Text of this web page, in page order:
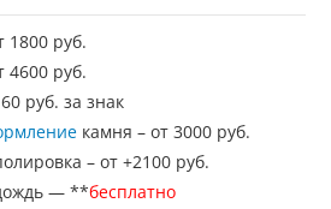
руб.
руб.
руб. за знак
камня – от 3000 руб.
– от +2100 руб.
— **бесплатно